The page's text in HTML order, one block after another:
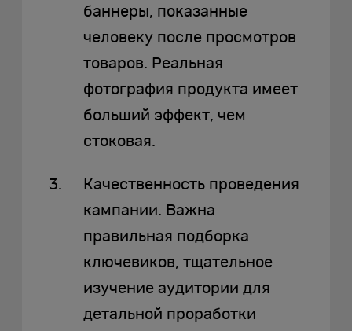
баннеры, показанные
человеку после просмотров
товаров. Реальная
фотография продукта имеет
больший эффект, чем
стоковая.
Качественность проведения
кампании. Важна
правильная подборка
ключевиков, тщательное
изучение аудитории для
детальной проработки